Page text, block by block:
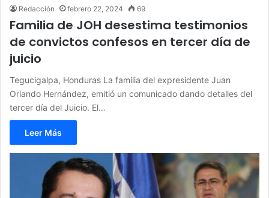
Redacción febrero 22, 2024 69
Familia de JOH desestima testimonios
de convictos confesos en tercer día de
juicio
Tegucigalpa, Honduras La familia del expresidente Juan
Orlando Hernández, emitió un comunicado dando detalles del
tercer día del Juicio. El…
Leer Más